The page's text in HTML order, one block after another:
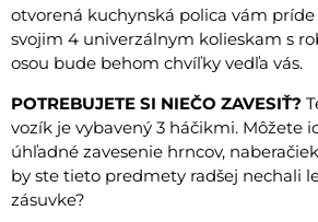
otvorená kuchynská polica vám príde
svojim 4 univerzálnym kolieskam s
osou bude behom chvíľky vedľa vás.
POTREBUJETE SI NIEČO ZAVESIŤ?
vozík je vybavený 3 háčikmi. Môžete
úhľadné zavesenie hrncov,
by ste tieto predmety radšej nechali
zásuvke?